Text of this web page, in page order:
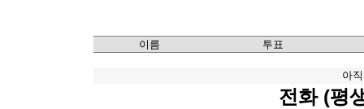
이름 투표
아
전화 (평